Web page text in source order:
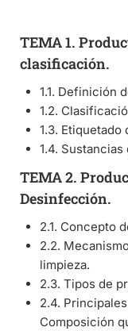
TEMA 1.
clasificación.
1.1. Definición
1.2.
1.3.
1.4.
TEMA 2.
Desinfección.
2.1. Concepto
2.2.
limpieza.
2.3. Tipos de
2.4.
Composición